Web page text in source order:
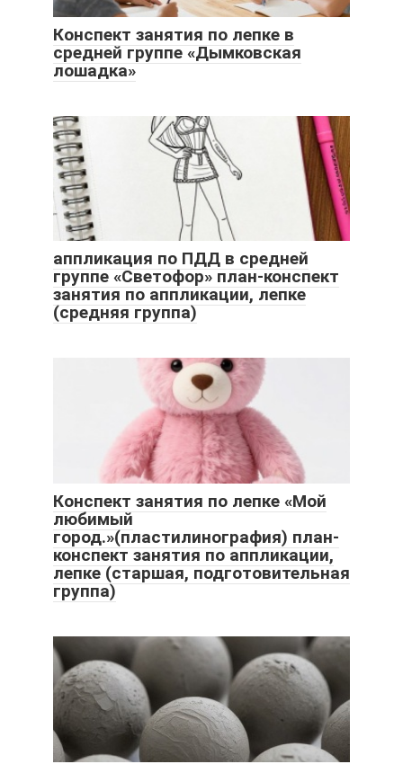
Конспект занятия по лепке в
средней группе «Дымковская
лошадка»
аппликация по ПДД в средней
группе «Светофор» план-конспект
занятия по аппликации, лепке
(средняя группа)
Конспект занятия по лепке «Мой
любимый
город.»(пластилинография) план-
конспект занятия по аппликации,
лепке (старшая, подготовительная
группа)